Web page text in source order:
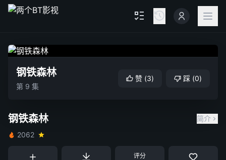
钢铁森林
第 9 集
赞 (3) 踩 (0)
钢铁森林
简介
2062
评分